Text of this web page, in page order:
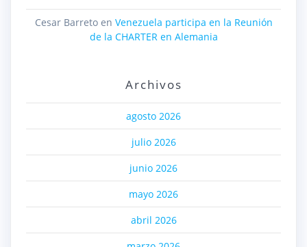
Cesar Barretoen Venezuela participa en la Reunión
de la CHARTER en Alemania
Archivos
agosto 2026
julio 2026
junio 2026
mayo 2026
abril 2026